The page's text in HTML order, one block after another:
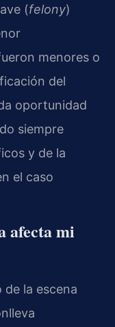
(felony)
menores o
del
oportunidad
siempre
y de la
el caso
afecta mi
la escena